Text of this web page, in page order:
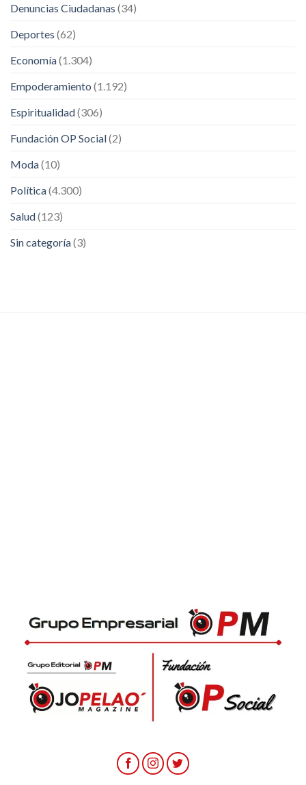
Denuncias Ciudadanas (34)
Deportes (62)
Economía(1.304)
Empoderamiento (1.192)
Espiritualidad(306)
Fundación OP Social(2)
Moda(10)
Política(4.300)
Salud(123)
Sin categoría(3)